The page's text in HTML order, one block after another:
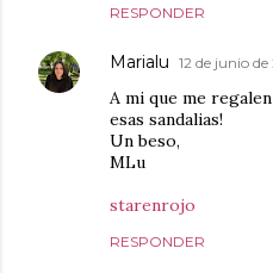
RESPONDER
Marialu 12 de junio de
A mi que me
esas sandalias!
Un beso,
MLu
starenrojo
RESPONDER